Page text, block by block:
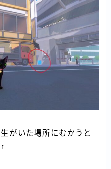
がいた場所にむかうと